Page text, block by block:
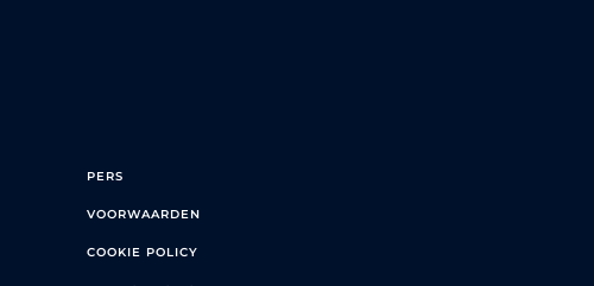
PERS
VOORWAARDEN
COOKIE POLICY